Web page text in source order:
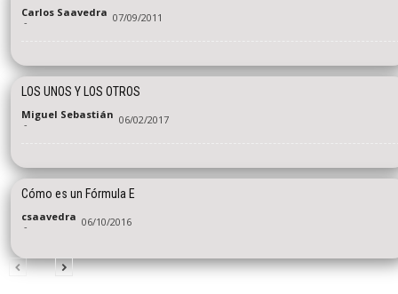
Carlos Saavedra
- 07/09/2011
LOS UNOS Y LOS OTROS
Miguel Sebastián
- 06/02/2017
Cómo es un Fórmula E
csaavedra
- 06/10/2016